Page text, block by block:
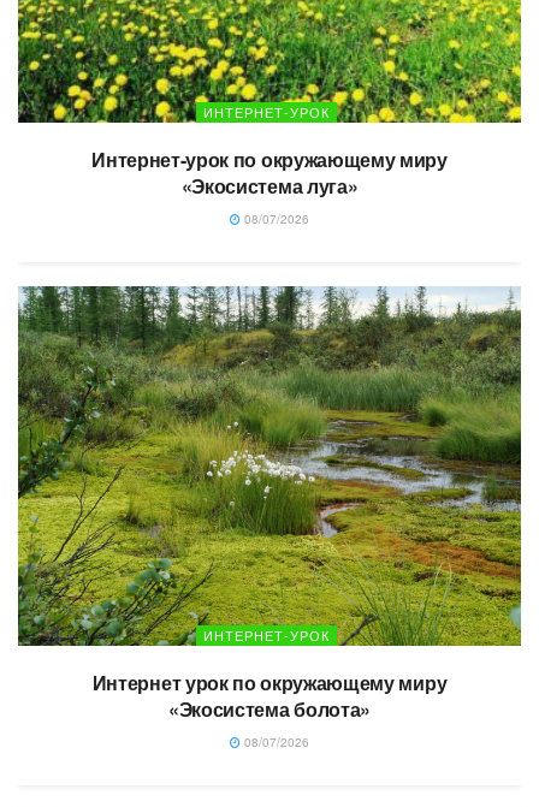
ИНТЕРНЕТ-УРОК
Интернет-урок по окружающему миру
«Экосистема луга»
08/07/2026
ИНТЕРНЕТ-УРОК
Интернет урок по окружающему миру
«Экосистема болота»
08/07/2026